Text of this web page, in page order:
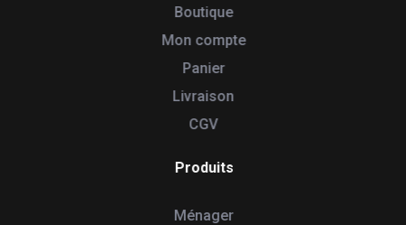
Boutique
Mon compte
Panier
Livraison
CGV
Produits
Ménager